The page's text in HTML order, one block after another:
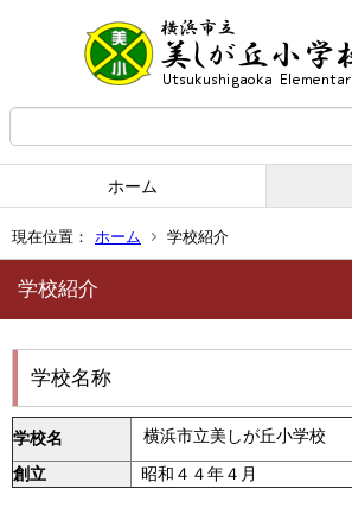
ホーム
現在位置： ホーム 学校紹介
学校紹介
学校名称
学校名
横浜市立美しが丘小学校
創立
昭和４４年４月